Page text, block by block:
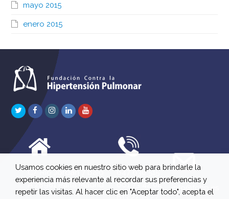
mayo 2015
enero 2015
TwitterFacebook
Instagram
LinkedInYoutube
C/ Río Jordán 7 bajo
A 28981 Parla Madrid
647 630 515
661 73 42 04
613 22 15 27
info@fchp.es
Usamos cookies en nuestro sitio web para brindarle la
experiencia más relevante al recordar sus preferencias y
repetir las visitas. Al hacer clic en "Aceptar todo", acepta el